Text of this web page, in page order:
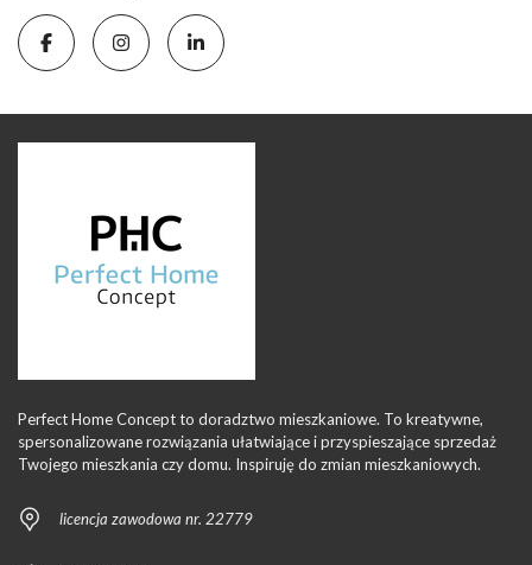
Perfect Home Concept to doradztwo mieszkaniowe. To kreatywne,
spersonalizowane rozwiązania ułatwiające i przyspieszające sprzedaż
Twojego mieszkania czy domu. Inspiruję do zmian mieszkaniowych.
licencja zawodowa nr. 22779